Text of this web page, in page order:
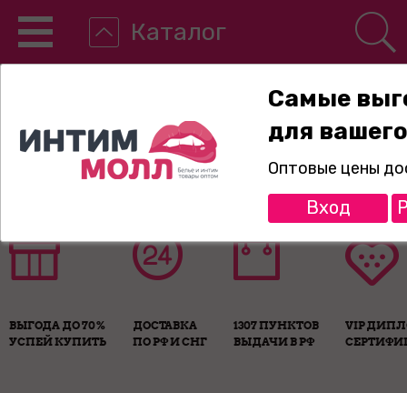
Каталог
8-800-775-89-65
ВЫГОДА ДО 70%
УСПЕЙ КУПИТЬ
ДОСТАВКА
ПО РФ И СНГ
1307 ПУНКТОВ
ВЫДАЧИ В РФ
VIP
Самые
для
Оптовые цены
Вход